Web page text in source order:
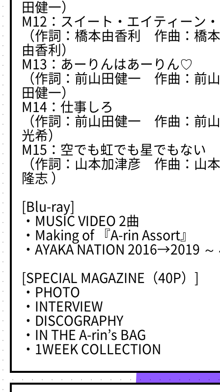
田健一）
M12：スイート・エイティーン
（作詞：橋本由香利 作曲：橋
由香利）
M13：あーりんはあーりん♡
（作詞：前山田健一 作曲：前
田健一）
M14：仕事しろ
（作詞：前山田健一 作曲：前
光希）
M15：空でも虹でも星でもない
（作詞：山本加津彦 作曲：山
隆志 ）
[Blu-ray]
・MUSIC VIDEO 2曲
・Making of 『A-rin Assort』
・AYAKA NATION 2016→2019
[SPECIAL MAGAZINE（40P）]
・PHOTO
・INTERVIEW
・DISCOGRAPHY
・IN THE A-rin’s BAG
・1WEEK COLLECTION